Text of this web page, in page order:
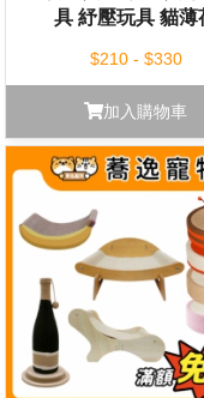
具 紓壓玩具 貓薄
$210 - $330
加入購物車